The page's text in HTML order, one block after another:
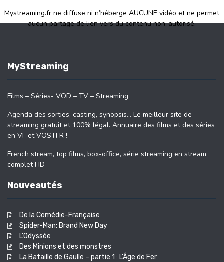
Mystreaming.fr ne diffuse ni n’héberge AUCUNE vidéo et ne permet
aucun partage de lien vers du contenu non-autorisé.
MyStreaming
Films – Séries- VOD – TV – Streaming
Agenda des sorties, casting, synopsis… Le meilleur site de
streaming gratuit et 100% légal. Annuaire des films et des séries
en VF et VOSTFR !
French stream, top films, box-office, série streaming en stream
complet HD
Nouveautés
De la Comédie-Française
Spider-Man: Brand New Day
L’Odyssée
Des Minions et des monstres
La Bataille de Gaulle – partie 1 : L’Âge de Fer